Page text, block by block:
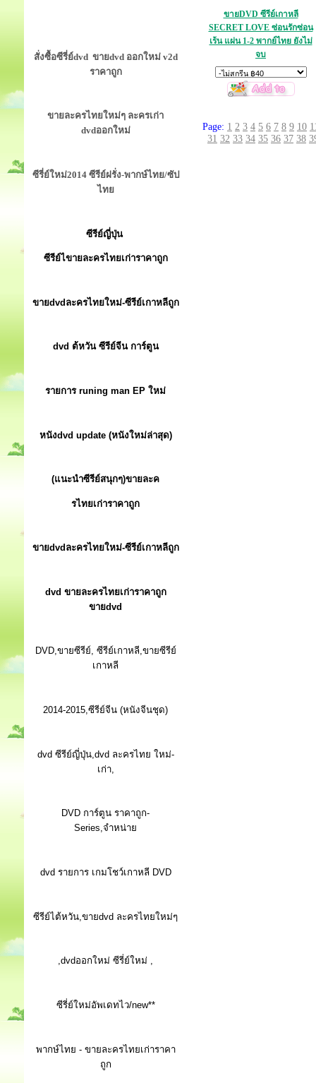
สั่งซื้อซีรี่ย์dvd ขายdvd ออกใหม่ v2d
ราคาถูก
ขายละครไทยใหม่ๆ ละครเก่า
dvdออกใหม่
ซีรี่ย์ใหม่2014 ซีรีย์ฝรั่ง-พากษ์ไทย/ซัป
ไทย
ซีรีย์ญี่ปุ่น
ซีรีย์ไขายละครไทยเก่าราคาถูก
ขายdvdละครไทยใหม่-ซีรีย์เกาหลีถูก
dvd ต้หวัน ซีรีย์จีน การ์ตูน
รายการ runing man EP ใหม่
หนังdvd update (หนังใหม่ล่าสุด)
(แนะนำซีรีย์สนุกๆ)ขายละค
รไทยเก่าราคาถูก
ขายdvdละครไทยใหม่-ซีรีย์เกาหลีถูก
dvd ขายละครไทยเก่าราคาถูก
ขายdvd
DVD,ขายซีรีย์, ซีรีย์เกาหลี,ขายซีรีย์
เกาหลี
2014-2015,ซีรีย์จีน (หนังจีนชุด)
dvd ซีรีย์ญี่ปุ่น,dvd ละครไทย ใหม่-
เก่า,
DVD การ์ตูน ราคาถูก-
Series,จำหน่าย
dvd รายการ เกมโชว์เกาหลี DVD
ซีรีย์ไต้หวัน,ขายdvd ละครไทยใหม่ๆ
,dvdออกใหม่ ซีรี่ย์ใหม่ ,
ซีรี่ย์ใหม่อัพเดทไว/new**
พากษ์ไทย - ขายละครไทยเก่าราคา
ถูก
ขายDVD ซีรีย์เกาหลี
SECRET LOVE ซ่อนรักซ่อน
เร้น แผ่น 1-2 พากย์ไทย ยังไม่
จบ
Page: 1 2 3 4 5 6 7 8 9 10
31 32 33 34 35 36 37 38